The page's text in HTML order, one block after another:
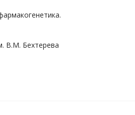
В.М. Бехтерева